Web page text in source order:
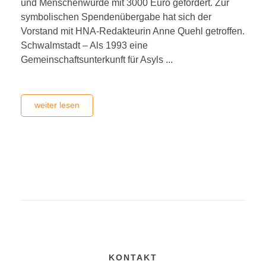
und Menschenwürde mit 3000 Euro gefördert. Zur
symbolischen Spendenübergabe hat sich der
Vorstand mit HNA-Redakteurin Anne Quehl getroffen.
Schwalmstadt – Als 1993 eine
Gemeinschaftsunterkunft für Asyls ...
weiter lesen
KONTAKT